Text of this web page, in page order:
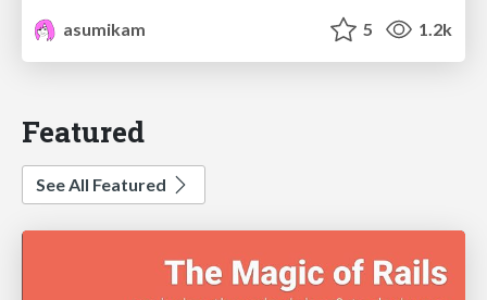
asumikam
5 1.2k
Featured
See All Featured